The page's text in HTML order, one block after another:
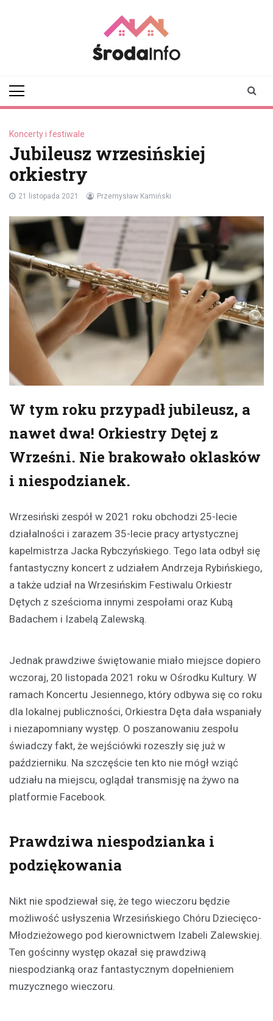
Koncerty i festiwale
Jubileusz wrzesińskiej
orkiestry
21 listopada 2021 Przemysław Kamiński
W tym roku przypadł jubileusz, a
nawet dwa! Orkiestry Dętej z
Wrześni. Nie brakowało oklasków
i niespodzianek.
Wrzesiński zespół w 2021 roku obchodzi 25-lecie
działalności i zarazem 35-lecie pracy artystycznej
kapelmistrza Jacka Rybczyńskiego. Tego lata odbył się
fantastyczny koncert z udziałem Andrzeja Rybińskiego,
a także udział na Wrzesińskim Festiwalu Orkiestr
Dętych z sześcioma innymi zespołami oraz Kubą
Badachem i Izabelą Zalewską.
Jednak prawdziwe świętowanie miało miejsce dopiero
wczoraj, 20 listopada 2021 roku w Ośrodku Kultury. W
ramach Koncertu Jesiennego, który odbywa się co roku
dla lokalnej publiczności, Orkiestra Dęta dała wspaniały
i niezapomniany występ. O poszanowaniu zespołu
świadczy fakt, że wejściówki rozeszły się już w
październiku. Na szczęście ten kto nie mógł wziąć
udziału na miejscu, oglądał transmisję na żywo na
platformie Facebook.
Prawdziwa niespodzianka i
podziękowania
Nikt nie spodziewał się, że tego wieczoru będzie
możliwość usłyszenia Wrzesińskiego Chóru Dziecięco-
Młodzieżowego pod kierownictwem Izabeli Zalewskiej.
Ten gościnny występ okazał się prawdziwą
niespodzianką oraz fantastycznym dopełnieniem
muzycznego wieczoru.